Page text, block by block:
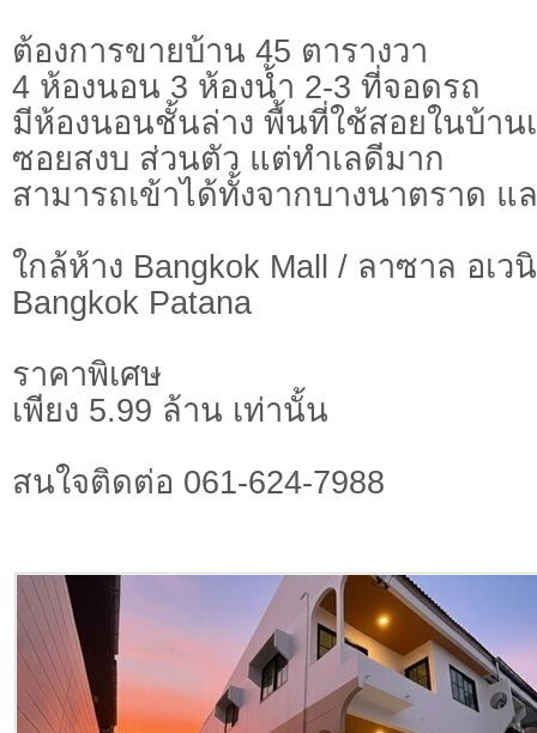
ต้องการขายบ้าน 45 ตารางวา
4 ห้องนอน 3 ห้องน้ำ 2-3 ที่จอดรถ
มีห้องนอนชั้นล่าง พื้นที่ใช้สอยในบ้าน
ซอยสงบ ส่วนตัว แต่ทำเลดีมาก
สามารถเข้าได้ทั้งจากบางนาตราด แ
ใกล้ห้าง Bangkok Mall / ลาซาล อเว
Bangkok Patana
ราคาพิเศษ
เพียง 5.99 ล้าน เท่านั้น
สนใจติดต่อ 061-624-7988